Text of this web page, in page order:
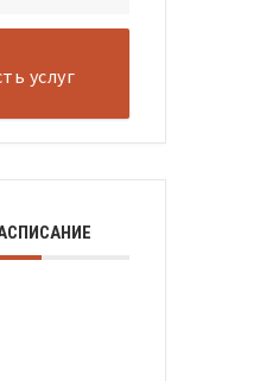
услуг